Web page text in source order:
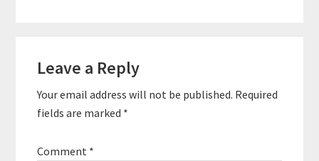
Leave a Reply
Your email address will not be published. Required
fields are marked *
Comment *